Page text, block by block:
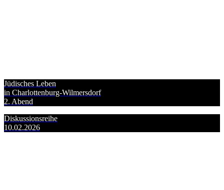
Jüdisches Leben
in Charlottenburg-Wilmersdorf
2. Abend
Diskussionsreihe
10.02.2026